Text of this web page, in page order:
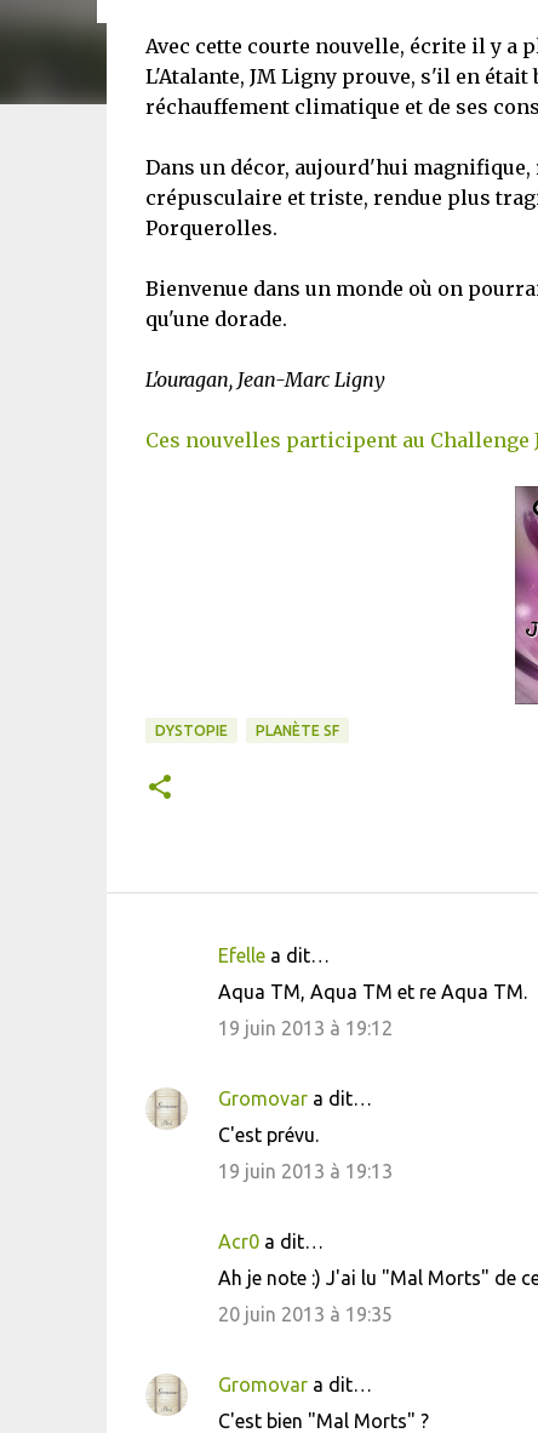
Avec cette courte nouvelle, écrite il y a
L'Atalante, JM Ligny prouve, s'il en
réchauffement climatique et de ses
Dans un décor, aujourd'hui
crépusculaire et triste, rendue plus
Porquerolles.
Bienvenue dans un monde où on
qu'une dorade.
L'ouragan, Jean-Marc Ligny
Ces nouvelles participent au Challenge
DYSTOPIE PLANÈTE SF
e
Efellea dit…
Aqua TM, Aqua TM et re Aqua TM.
19 juin 2013 à 19:12
Gromovara dit…
C'est prévu.
19 juin 2013 à 19:13
Acr0a dit…
Ah je note :) J'ai lu "Mal Morts" de
20 juin 2013 à 19:35
Gromovara dit…
C'est bien "Mal Morts" ?